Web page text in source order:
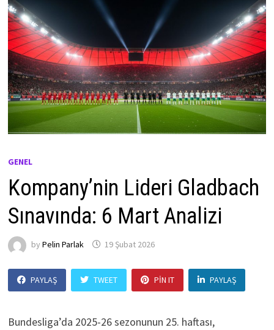
GENEL
Kompany’nin Lideri Gladbach
Sınavında: 6 Mart Analizi
by Pelin Parlak 19 Şubat 2026
PAYLAŞ TWEET PIN IT PAYLAŞ
Bundesliga’da 2025-26 sezonunun 25. haftası,